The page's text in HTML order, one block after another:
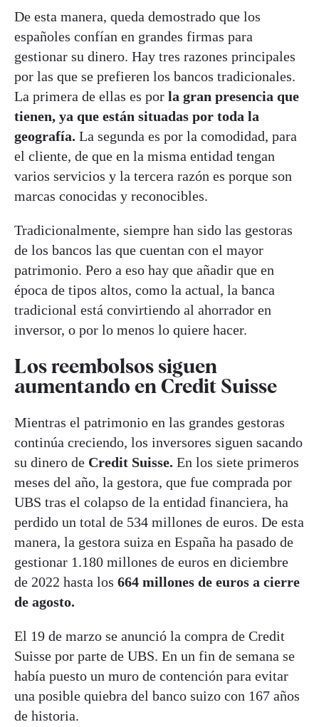
De esta manera, queda demostrado que los
españoles confían en grandes firmas para
gestionar su dinero. Hay tres razones principales
por las que se prefieren los bancos tradicionales.
La primera de ellas es por la gran presencia que
tienen, ya que están situadas por toda la
geografía. La segunda es por la comodidad, para
el cliente, de que en la misma entidad tengan
varios servicios y la tercera razón es porque son
marcas conocidas y reconocibles.
Tradicionalmente, siempre han sido las gestoras
de los bancos las que cuentan con el mayor
patrimonio. Pero a eso hay que añadir que en
época de tipos altos, como la actual, la banca
tradicional está convirtiendo al ahorrador en
inversor, o por lo menos lo quiere hacer.
Los reembolsos siguen
aumentando en Credit Suisse
Mientras el patrimonio en las grandes gestoras
continúa creciendo, los inversores siguen sacando
su dinero de Credit Suisse. En los siete primeros
meses del año, la gestora, que fue comprada por
UBS tras el colapso de la entidad financiera, ha
perdido un total de 534 millones de euros. De esta
manera, la gestora suiza en España ha pasado de
gestionar 1.180 millones de euros en diciembre
de 2022 hasta los 664 millones de euros a cierre
de agosto.
El 19 de marzo se anunció la compra de Credit
Suisse por parte de UBS. En un fin de semana se
había puesto un muro de contención para evitar
una posible quiebra del banco suizo con 167 años
de historia.